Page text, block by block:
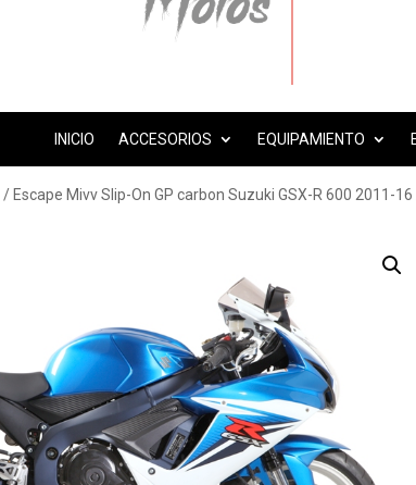
INICIO ACCESORIOS EQUIPAMIENTO
/ Escape Mivv Slip-On GP carbon Suzuki GSX-R 600 2011-